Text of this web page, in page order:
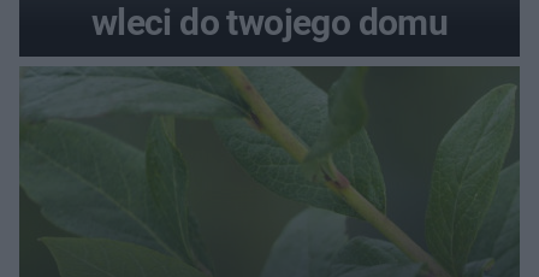
wleci do twojego domu